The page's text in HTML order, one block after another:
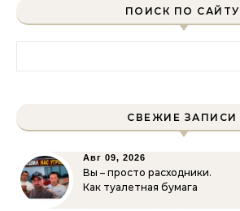
ПОИСК ПО САЙТУ
СВЕЖИЕ ЗАПИСИ
Авг 09, 2026
Вы – просто расходники.
Как туалетная бумага